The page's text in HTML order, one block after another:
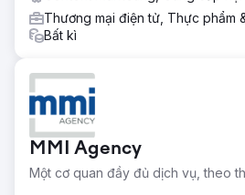
Thương mại điện tử, Thực phẩm
Bất kì
MMI Agency
Một cơ quan đầy đủ dịch vụ, theo